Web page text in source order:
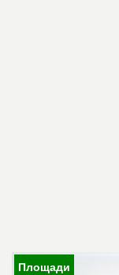
Площади